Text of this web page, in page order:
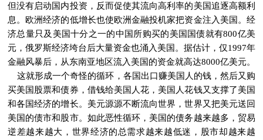
但没有启动国内投资，反而促使其流向高利率的美国追逐高额利
息。欧洲经济的低增长也使欧洲金融投机家把资金注入美国。经
济总量只及美国十分之一的中国所购买的美国国债就有800亿美
元，俄罗斯经济垮台后大量资金也涌入美国。据估计，仅1997年
金融风暴后，从东南亚地区流入美国的资金就高达8000亿美元。
这就形成一个奇怪的循环，各国出口赚美国人的钱，然后又购
买美国股票和债券，借钱给美国人花，美国人花钱又支撑了美国
和各国经济的增长。美元源源不断流向世界，世界又把美元送回
美国的债市和股市。如此恶性循环，美国的债务越来越多，贸易
逆差越来越大，世界经济的总需求越来越低迷，股市却越来越